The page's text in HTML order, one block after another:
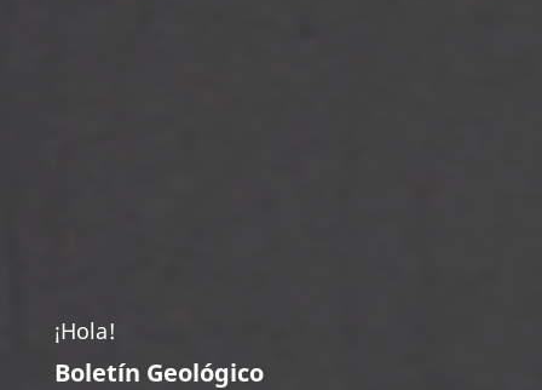
¡Hola!
Boletín Geológico